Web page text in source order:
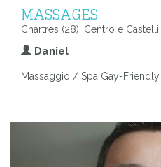
MASSAGES
Chartres (28), Centro e
Daniel
Massaggio / Spa Gay-Friendly